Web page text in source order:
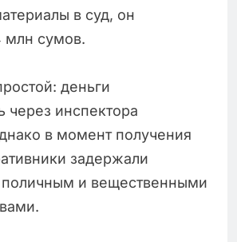
в суд, он
млн сумов.
деньги
через инспектора
в момент получения
задержали
поличным и вещественными